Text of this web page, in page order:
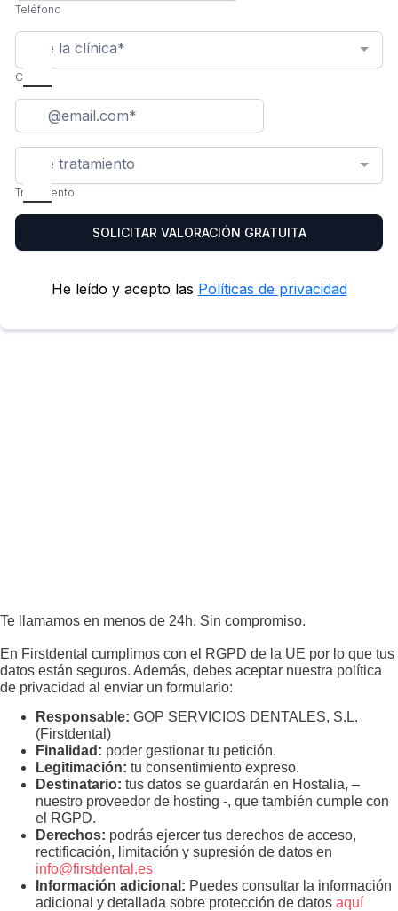
Te llamamos en menos de 24h. Sin compromiso.
En Firstdental cumplimos con el RGPD de la UE por lo que tus
datos están seguros. Además, debes aceptar nuestra política
de privacidad al enviar un formulario:
Responsable: GOP SERVICIOS DENTALES, S.L.
(Firstdental)
Finalidad: poder gestionar tu petición.
Legitimación: tu consentimiento expreso.
Destinatario: tus datos se guardarán en Hostalia, –
nuestro proveedor de hosting -, que también cumple con
el RGPD.
Derechos: podrás ejercer tus derechos de acceso,
rectificación, limitación y supresión de datos en
info@firstdental.es
Información adicional: Puedes consultar la información
adicional y detallada sobre protección de datos aquí